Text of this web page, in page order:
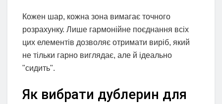
Кожен шар, кожна зона вимагає точного
розрахунку. Лише гармонійне поєднання всіх
цих елементів дозволяє отримати виріб, який
не тільки гарно виглядає, але й ідеально
"сидить".
Як вибрати дублерин для